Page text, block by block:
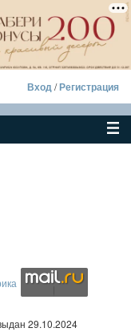
Вход/Регистрация
29.10.2024